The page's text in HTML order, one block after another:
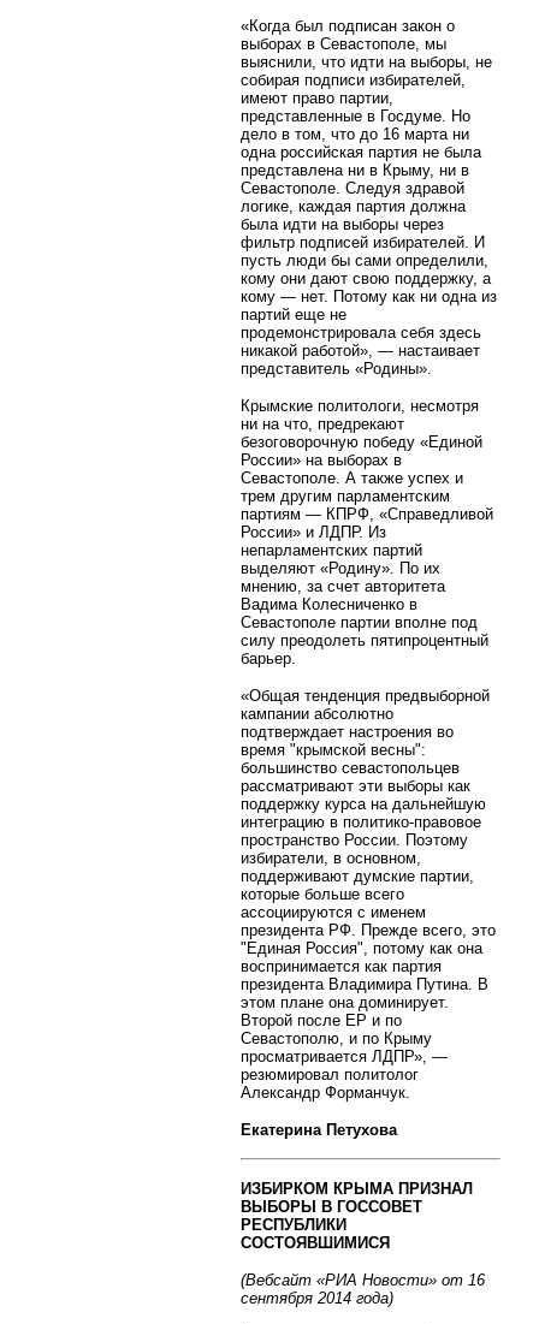
«Когда был подписан закон о
выборах в Севастополе, мы
выяснили, что идти на выборы, не
собирая подписи избирателей,
имеют право партии,
представленные в Госдуме. Но
дело в том, что до 16 марта ни
одна российская партия не была
представлена ни в Крыму, ни в
Севастополе. Следуя здравой
логике, каждая партия должна
была идти на выборы через
фильтр подписей избирателей. И
пусть люди бы сами определили,
кому они дают свою поддержку, а
кому — нет. Потому как ни одна из
партий еще не
продемонстрировала себя здесь
никакой работой», — настаивает
представитель «Родины».
Крымские политологи, несмотря
ни на что, предрекают
безоговорочную победу «Единой
России» на выборах в
Севастополе. А также успех и
трем другим парламентским
партиям — КПРФ, «Справедливой
России» и ЛДПР. Из
непарламентских партий
выделяют «Родину». По их
мнению, за счет авторитета
Вадима Колесниченко в
Севастополе партии вполне под
силу преодолеть пятипроцентный
барьер.
«Общая тенденция предвыборной
кампании абсолютно
подтверждает настроения во
время "крымской весны":
большинство севастопольцев
рассматривают эти выборы как
поддержку курса на дальнейшую
интеграцию в политико-правовое
пространство России. Поэтому
избиратели, в основном,
поддерживают думские партии,
которые больше всего
ассоциируются с именем
президента РФ. Прежде всего, это
"Единая Россия", потому как она
воспринимается как партия
президента Владимира Путина. В
этом плане она доминирует.
Второй после ЕР и по
Севастополю, и по Крыму
просматривается ЛДПР», —
резюмировал политолог
Александр Форманчук.
Екатерина Петухова
ИЗБИРКОМ КРЫМА ПРИЗНАЛ
ВЫБОРЫ В ГОССОВЕТ
РЕСПУБЛИКИ
СОСТОЯВШИМИСЯ
(Вебсайт «РИА Новости» от 16
сентября 2014 года)